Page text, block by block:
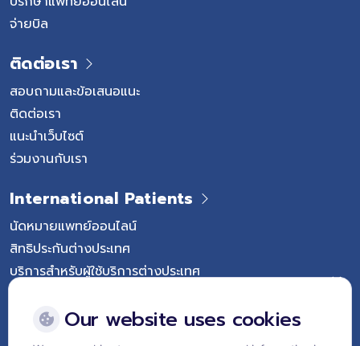
จ่ายบิล
ติดต่อเรา
สอบถามและข้อเสนอแนะ
ติดต่อเรา
แนะนำเว็บไซต์
ร่วมงานกับเรา
International Patients
นัดหมายแพทย์ออนไลน์
สิทธิประกันต่างประเทศ
บริการสำหรับผู้ใช้บริการต่างประเทศ
Follow Vejthani International Hospital
Our website uses cookies